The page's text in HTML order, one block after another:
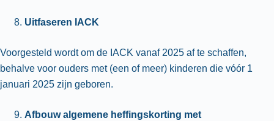
Uitfaseren IACK
Voorgesteld wordt om de IACK vanaf 2025 af te schaffen,
behalve voor ouders met (een of meer) kinderen die vóór 1
januari 2025 zijn geboren.
Afbouw algemene heffingskorting met